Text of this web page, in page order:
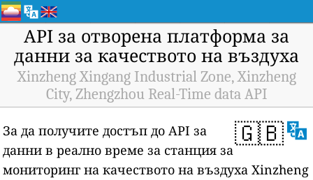
API за отворена платформа за
данни за качеството на въздуха
Xinzheng Xingang Industrial Zone, Xinzheng
City, Zhengzhou Real-Time data API
🇬🇧
За да получите достъп до API за
данни в реално време за станция за
мониторинг на качеството на въздуха Xinzheng